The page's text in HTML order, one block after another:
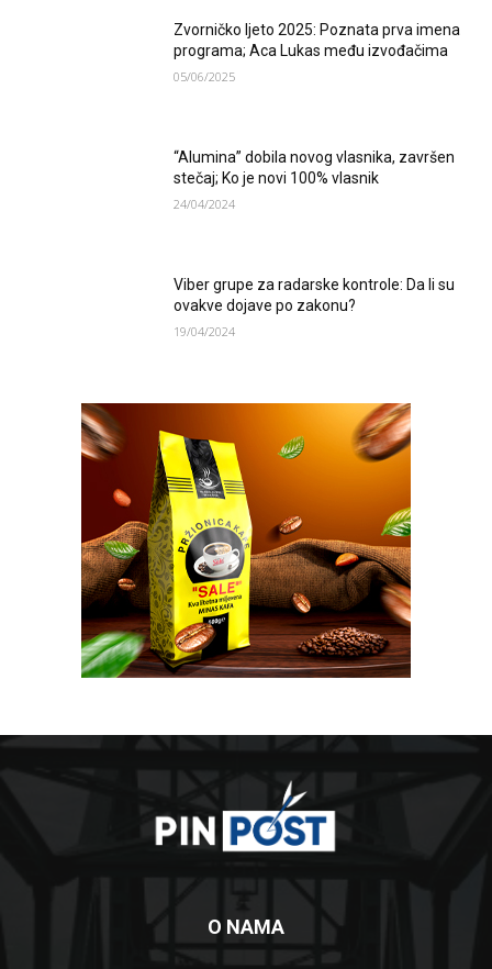
Zvorničko ljeto 2025: Poznata prva imena
programa; Aca Lukas među izvođačima
05/06/2025
“Alumina” dobila novog vlasnika, završen
stečaj; Ko je novi 100% vlasnik
24/04/2024
Viber grupe za radarske kontrole: Da li su
ovakve dojave po zakonu?
19/04/2024
O NAMA